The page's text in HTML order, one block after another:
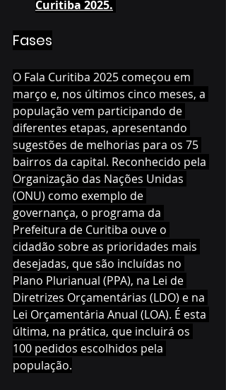
Curitiba 2025.
Fases
O Fala Curitiba 2025 começou em
março e, nos últimos cinco meses, a
população vem participando de
diferentes etapas, apresentando
sugestões de melhorias para os 75
bairros da capital. Reconhecido pela
Organização das Nações Unidas
(ONU) como exemplo de
governança, o programa da
Prefeitura de Curitiba ouve o
cidadão sobre as prioridades mais
desejadas, que são incluídas no
Plano Plurianual (PPA), na Lei de
Diretrizes Orçamentárias (LDO) e na
Lei Orçamentária Anual (LOA). É esta
última, na prática, que incluirá os
100 pedidos escolhidos pela
população.